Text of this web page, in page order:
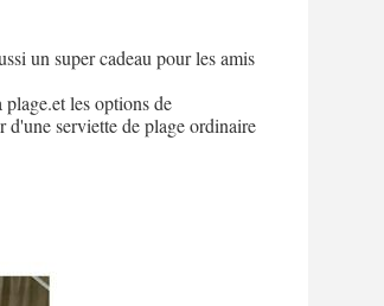
un super cadeau pour les amis
les options de
serviette de plage ordinaire